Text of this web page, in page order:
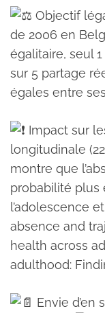
Objectif
de 2006 en
égalitaire, seul
sur 5 partage
égales entre
Impact sur
longitudinale
montre que
probabilité plus
l’adolescence
absence and
health across
adulthood:
Envie d’en